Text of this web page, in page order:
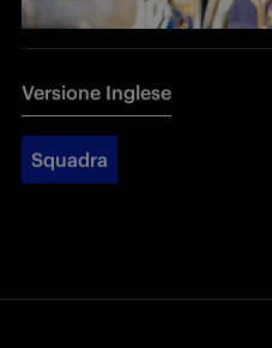
Versione Inglese
Squadra